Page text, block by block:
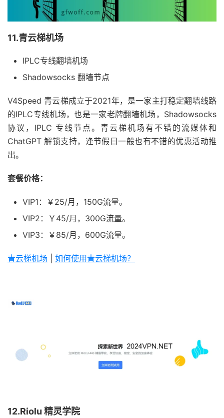
11.青云梯机场
IPLC专线翻墙机场
Shadowsocks 翻墙节点
V4Speed 青云梯成立于2021年，是一家主打稳定翻墙线路
的IPLC专线机场，也是一家老牌翻墙机场，Shadowsocks
协议，IPLC 专线节点。青云梯机场有不错的流媒体和
ChatGPT 解锁支持，逢节假日一般也有不错的优惠活动推
出。
套餐价格：
VIP1：￥25/月，150G流量。
VIP2：￥45/月，300G流量。
VIP3：￥85/月，600G流量。
青云梯机场 如何使用青云梯机场？
12.Riolu 精灵学院